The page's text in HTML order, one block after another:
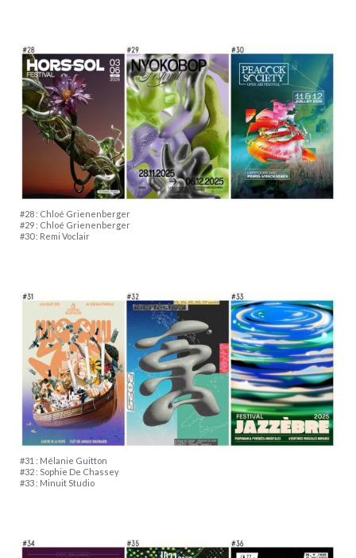
#28 : Chloé Grienenberger
#29 : Chloé Grienenberger
#30 : Remi Voclair
#31 : Mélanie Guitton
#32 : Sophie De Chassey
#33 : Minuit Studio